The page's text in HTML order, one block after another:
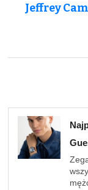
Jeffrey